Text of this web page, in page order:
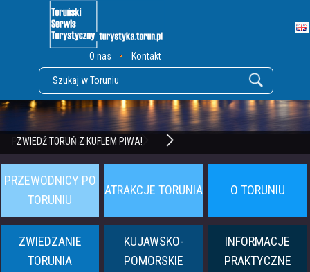
O nas Kontakt
ZWIEDŹ TORUŃ Z KUFLEM PIWA!
POZNAJ TWIERDZĘ TORUŃ
PRZEWODNICY PO
TORUNIU
ATRAKCJE TORUNIA O TORUNIU
ZWIEDZANIE
TORUNIA
KUJAWSKO-
POMORSKIE
INFORMACJE
PRAKTYCZNE